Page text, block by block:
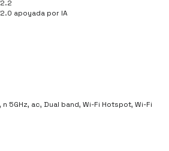
apoyada por IA
n 5GHz, ac, Dual band, Wi-Fi Hotspot, Wi-Fi